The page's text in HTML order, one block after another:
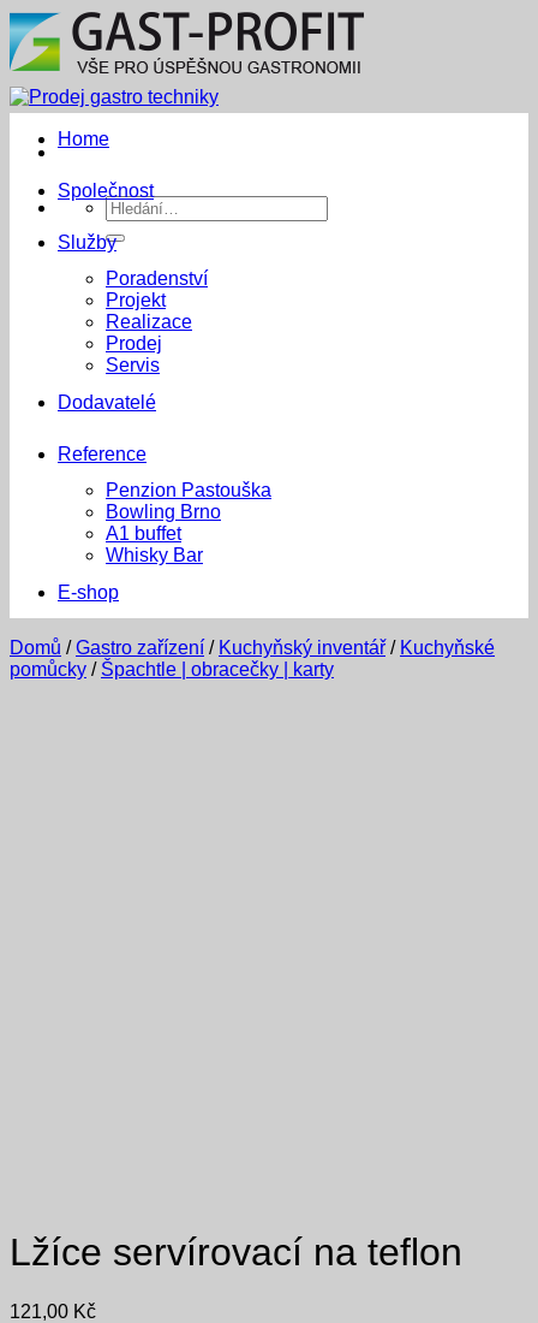
Přeskočit
na
obsah
Hledat:
Home
Společnost
Služby
Poradenství
Projekt
Realizace
Prodej
Servis
Dodavatelé
Reference
Penzion Pastouška
Bowling Brno
A1 buffet
Whisky Bar
E-shop
Domů / Gastro zařízení / Kuchyňský inventář / Kuchyňské
pomůcky / Špachtle | obracečky | karty
Lžíce servírovací na teflon
121,00 Kč